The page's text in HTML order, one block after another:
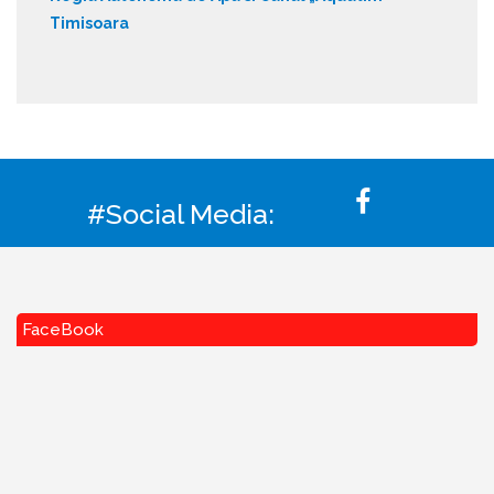
Timisoara
#Social Media:
FaceBook